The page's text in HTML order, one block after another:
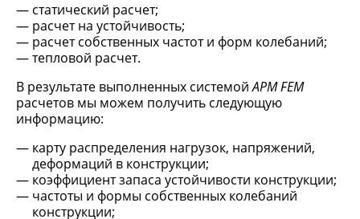
статический расчет;
расчет на устойчивость;
расчет собственных частот и форм колебаний;
тепловой расчет.
В результате выполненных системойAPM FEM
расчетов мы можем получить следующую
информацию:
карту распределения нагрузок, напряжений,
деформаций в конструкции;
коэффициент запаса устойчивости конструкции;
частоты и формы собственных колебаний
конструкции;